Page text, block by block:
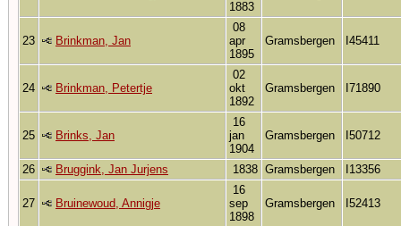
1883
23 Brinkman, Jan
08
apr
1895
Gramsbergen I45411
24 Brinkman, Petertje
02
okt
1892
Gramsbergen I71890
25 Brinks, Jan
16
jan
1904
Gramsbergen I50712
26 Bruggink, Jan Jurjens 1838 Gramsbergen I13356
27 Bruinewoud, Annigje
16
sep
1898
Gramsbergen I52413